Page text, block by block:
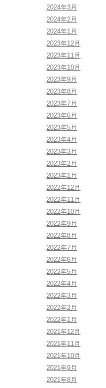
2024年3月
2024年2月
2024年1月
2023年12月
2023年11月
2023年10月
2023年9月
2023年8月
2023年7月
2023年6月
2023年5月
2023年4月
2023年3月
2023年2月
2023年1月
2022年12月
2022年11月
2022年10月
2022年9月
2022年8月
2022年7月
2022年6月
2022年5月
2022年4月
2022年3月
2022年2月
2022年1月
2021年12月
2021年11月
2021年10月
2021年9月
2021年8月